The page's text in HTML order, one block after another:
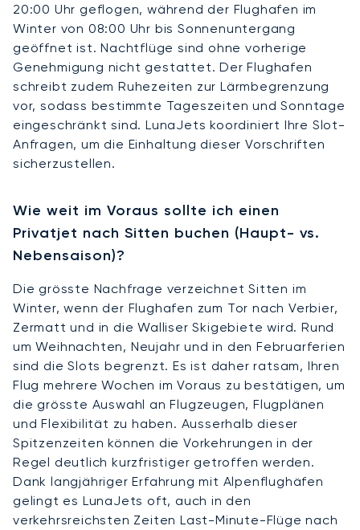
20:00 Uhr geflogen, während der Flughafen im
Winter von 08:00 Uhr bis Sonnenuntergang
geöffnet ist. Nachtflüge sind ohne vorherige
Genehmigung nicht gestattet. Der Flughafen
schreibt zudem Ruhezeiten zur Lärmbegrenzung
vor, sodass bestimmte Tageszeiten und Sonntage
eingeschränkt sind. LunaJets koordiniert Ihre Slot-
Anfragen, um die Einhaltung dieser Vorschriften
sicherzustellen.
Wie weit im Voraus sollte ich einen
Privatjet nach Sitten buchen (Haupt- vs.
Nebensaison)?
Die grösste Nachfrage verzeichnet Sitten im
Winter, wenn der Flughafen zum Tor nach Verbier,
Zermatt und in die Walliser Skigebiete wird. Rund
um Weihnachten, Neujahr und in den Februarferien
sind die Slots begrenzt. Es ist daher ratsam, Ihren
Flug mehrere Wochen im Voraus zu bestätigen, um
die grösste Auswahl an Flugzeugen, Flugplänen
und Flexibilität zu haben. Ausserhalb dieser
Spitzenzeiten können die Vorkehrungen in der
Regel deutlich kurzfristiger getroffen werden.
Dank langjähriger Erfahrung mit Alpenflughäfen
gelingt es LunaJets oft, auch in den
verkehrsreichsten Zeiten Last-Minute-Flüge nach